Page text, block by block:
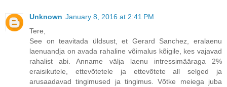
Unknown January 8, 2016 at 2:41 PM
Tere,
See on teavitada üldsust, et Gerard Sanchez, eralaenu
laenuandja on avada rahaline võimalus kõigile, kes vajavad
rahalist abi. Anname välja laenu intressimääraga 2%
eraisikutele, ettevõtetele ja ettevõtete all selged ja
arusaadavad tingimused ja tingimus. Võtke meiega juba